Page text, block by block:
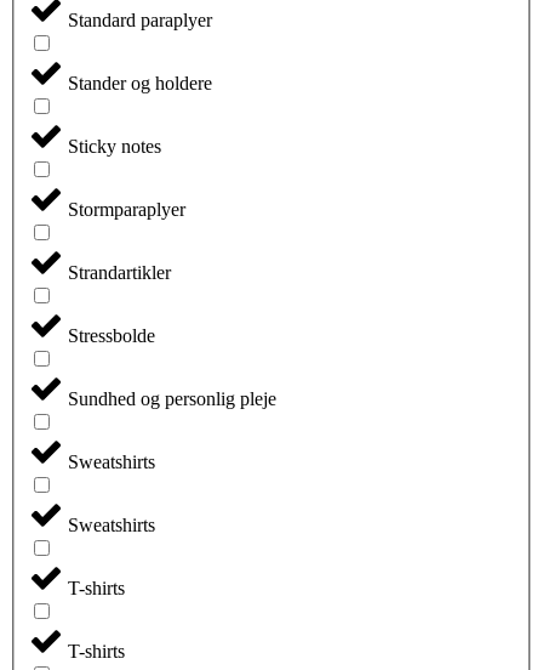
Standard paraplyer
Stander og holdere
Sticky notes
Stormparaplyer
Strandartikler
Stressbolde
Sundhed og personlig pleje
Sweatshirts
Sweatshirts
T-shirts
T-shirts